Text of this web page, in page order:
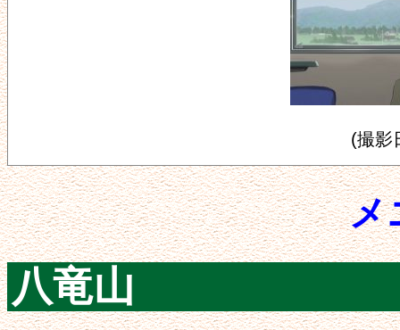
(撮影
メ
八竜山